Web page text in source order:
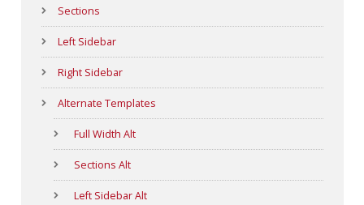
Sections
Left Sidebar
Right Sidebar
Alternate Templates
Full Width Alt
Sections Alt
Left Sidebar Alt